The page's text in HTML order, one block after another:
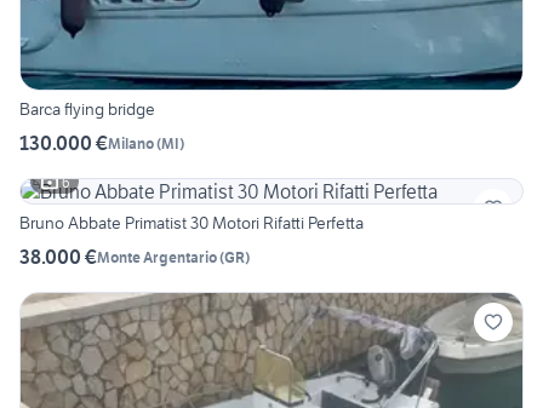
Barca flying bridge
130.000 €Milano(MI)
6
Bruno Abbate Primatist 30 Motori Rifatti Perfetta
38.000 €Monte Argentario(GR)